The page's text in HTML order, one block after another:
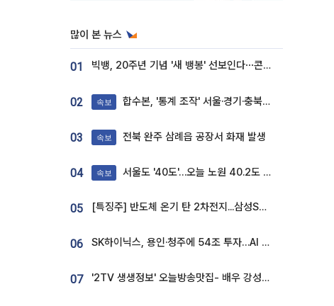
많이 본 뉴스
01 빅뱅, 20주년 기념 '새 뱅봉' 선보인다⋯콘서트 앞두고 팝업 개최
02 속보 합수본, '통계 조작' 서울·경기·충북 선관위 등 추가 압수수색
03 속보 전북 완주 삼례읍 공장서 화재 발생
04 속보 서울도 '40도'…오늘 노원 40.2도 기록
05 [특징주] 반도체 온기 탄 2차전지...삼성SDI, 장 초반 7% 넘게 껑충
06 SK하이닉스, 용인·청주에 54조 투자…AI 메모리 생산기지 키운다
07 '2TV 생생정보' 오늘방송맛집- 배우 강성진 단골! 쌀국수ㆍ푸팟퐁 커리 맛집 '블○○○'